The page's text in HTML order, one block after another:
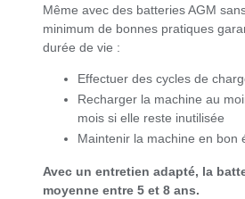
Même avec des batteries AGM
minimum de bonnes pratiques
durée de vie :
Effectuer des cycles de
Recharger la machine au
mois si elle reste inutilisée
Maintenir la machine en bon
Avec un entretien adapté, la
moyenne entre 5 et 8 ans.